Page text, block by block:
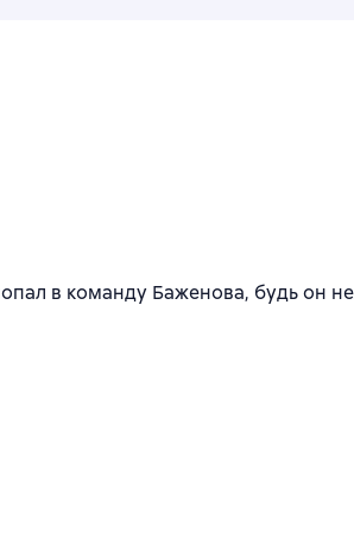
оценок
в команду Баженова, будь он
оценок